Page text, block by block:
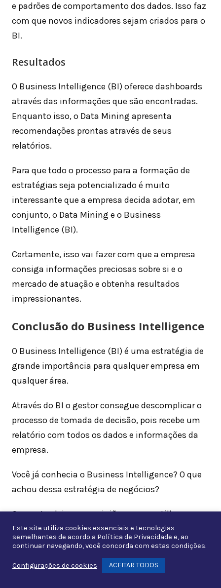
e padrões de comportamento dos dados. Isso faz
com que novos indicadores sejam criados para o
BI.
Resultados
O Business Intelligence (BI) oferece dashboards
através das informações que são encontradas.
Enquanto isso, o Data Mining apresenta
recomendações prontas através de seus
relatórios.
Para que todo o processo para a formação de
estratégias seja potencializado é muito
interessante que a empresa decida adotar, em
conjunto, o Data Mining e o Business
Intelligence (BI).
Certamente, isso vai fazer com que a empresa
consiga informações preciosas sobre si e o
mercado de atuação e obtenha resultados
impressionantes.
Conclusão do Business Intelligence
O Business Intelligence (BI) é uma estratégia de
grande importância para qualquer empresa em
qualquer área.
Através do BI o gestor consegue descomplicar o
processo de tomada de decisão, pois recebe um
relatório com todos os dados e informações da
empresa.
Você já conhecia o Business Intelligence? O que
achou dessa estratégia de negócios?
Comente, deixe sua opinião e compartilhe nossa
página em suas redes sociais.
« Post anterior
DRE – Demonstração do Resultado do Exercício: O que
Este site utiliza cookies essenciais e tecnologias
semelhantes de acordo a Política de Privacidade e, ao
continuar navegando, você concorda com estas condições.
Configurações de cookies ACEITAR TODOS